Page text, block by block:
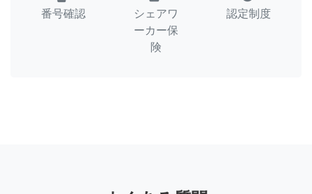
番号確認
シェアワ
ーカー保
険
認定制度